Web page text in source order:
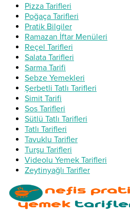
Pizza Tarifleri
Poğaça Tarifleri
Pratik Bilgiler
Ramazan İftar Menüleri
Reçel Tarifleri
Salata Tarifleri
Sarma Tarifi
Sebze Yemekleri
Şerbetli Tatlı Tarifleri
Simit Tarifi
Sos Tarifleri
Sütlü Tatlı Tarifleri
Tatlı Tarifleri
Tavuklu Tarifler
Turşu Tarifleri
Videolu Yemek Tarifleri
Zeytinyağlı Tarifler